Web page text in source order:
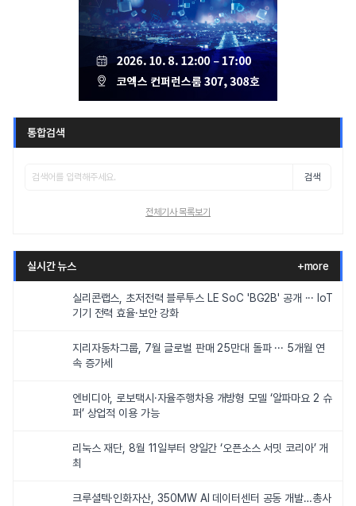
통합검색
검색
전체기사 목록보기
실시간 뉴스 +more
실리콘랩스, 초저전력 블루투스 LE SoC 'BG2B' 공개 ··· IoT
기기 전력 효율·보안 강화
지리자동차그룹, 7월 글로벌 판매 25만대 돌파 ··· 5개월 연
속 증가세
엔비디아, 로보택시·자율주행차용 개방형 모델 ‘알파마요 2 슈
퍼’ 상업적 이용 가능
리눅스 재단, 8월 11일부터 양일간 ‘오픈소스 서밋 코리아’ 개
최
크루셜텍·인화자산, 350MW AI 데이터센터 공동 개발…총사